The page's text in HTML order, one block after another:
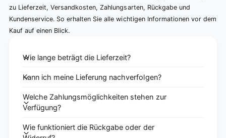
zu Lieferzeit, Versandkosten, Zahlungsarten, Rückgabe und
Kundenservice. So erhalten Sie alle wichtigen Informationen vor dem
Kauf auf einen Blick.
Wie lange beträgt die Lieferzeit?
Kann ich meine Lieferung nachverfolgen?
Welche Zahlungsmöglichkeiten stehen zur
Verfügung?
Wie funktioniert die Rückgabe oder der